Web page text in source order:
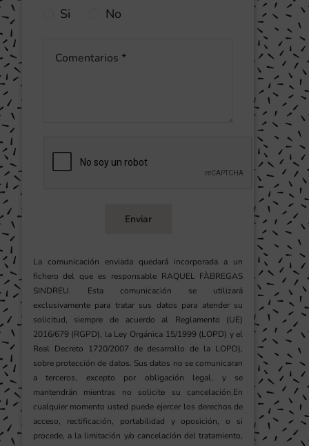
Si
No
Enviar
La comunicación enviada quedará incorporada a un
fichero del que es responsable RAQUEL FÀBREGAS
SINDREU. Esta comunicación se utilizará
exclusivamente para tratar sus datos para atender su
solicitud, siempre de acuerdo al Reglamento (UE)
2016/679 (RGPD), la Ley Orgánica 15/1999 (LOPD) y el
Real Decreto 1720/2007 de desarrollo de la LOPD),
sobre protección de datos. Sus datos no se comunicaran
a terceros, excepto por obligación legal, y se
mantendrán mientras no solicite su cancelación.En
cualquier momento usted puede ejercer los derechos de
acceso, rectificación, portabilidad y oposición, o si
procede, a la limitación y/o cancelación del tratamiento,